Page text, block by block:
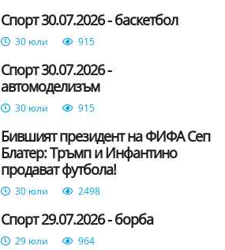
Спорт 30.07.2026 - баскетбол
30 юли 915
Спорт 30.07.2026 -
автомоделизъм
30 юли 915
Бившият президент на ФИФА Сеп
Блатер: Тръмп и Инфантино
продават футбола!
30 юли 2498
Спорт 29.07.2026 - борба
29 юли 964